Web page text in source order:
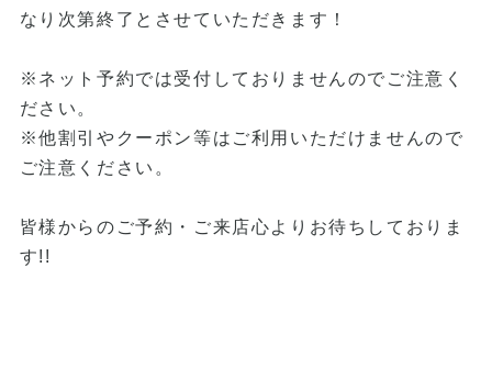
なり次第終了とさせていただきます！
※ネット予約では受付しておりませんのでご注意く
ださい。
※他割引やクーポン等はご利用いただけませんので
ご注意ください。
皆様からのご予約・ご来店心よりお待ちしておりま
す!!